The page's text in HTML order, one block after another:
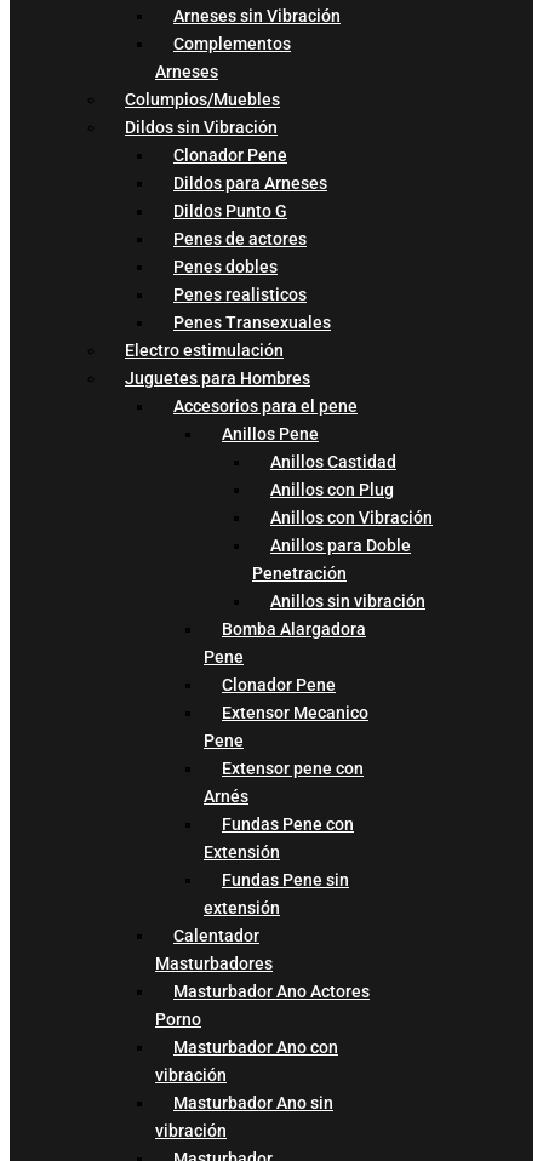
Arneses sin Vibración
Complementos
Arneses
Columpios/Muebles
Dildos sin Vibración
Clonador Pene
Dildos para Arneses
Dildos Punto G
Penes de actores
Penes dobles
Penes realisticos
Penes Transexuales
Electro estimulación
Juguetes para Hombres
Accesorios para el pene
Anillos Pene
Anillos Castidad
Anillos con Plug
Anillos con Vibración
Anillos para Doble
Penetración
Anillos sin vibración
Bomba Alargadora
Pene
Clonador Pene
Extensor Mecanico
Pene
Extensor pene con
Arnés
Fundas Pene con
Extensión
Fundas Pene sin
extensión
Calentador
Masturbadores
Masturbador Ano Actores
Porno
Masturbador Ano con
vibración
Masturbador Ano sin
vibración